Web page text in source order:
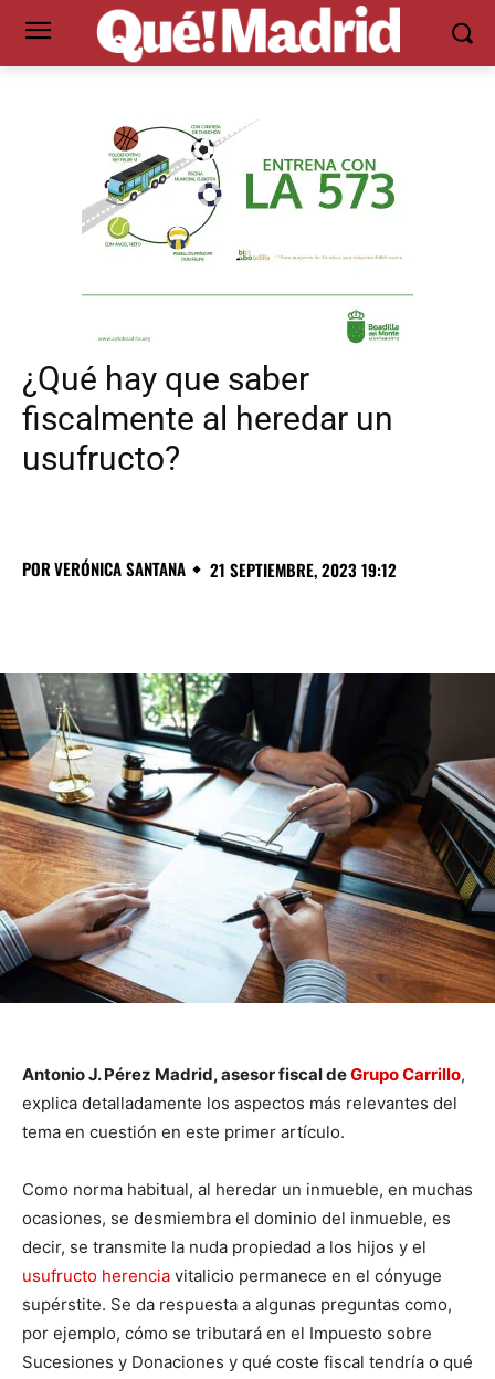
¿Qué hay que saber
fiscalmente al heredar un
usufructo?
PORVERÓNICA SANTANA 21 SEPTIEMBRE, 2023 19:12
Antonio J. Pérez Madrid, asesor fiscal deGrupo Carrillo,
explica detalladamente los aspectos más relevantes del
tema en cuestión en este primer artículo.
Como norma habitual, al heredar un inmueble, en muchas
ocasiones, se desmiembra el dominio del inmueble, es
decir, se transmite la nuda propiedad a los hijos y el
usufructo herencia vitalicio permanece en el cónyuge
supérstite. Se da respuesta a algunas preguntas como,
por ejemplo, cómo se tributará en el Impuesto sobre
Sucesiones y Donaciones y qué coste fiscal tendría o qué